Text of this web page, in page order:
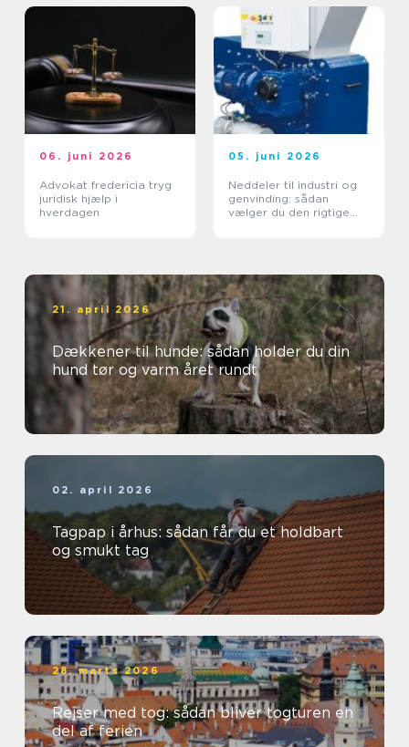
06. juni 2026
Advokat fredericia tryg
juridisk hjælp i
hverdagen
05. juni 2026
Neddeler til industri og
genvinding: sådan
vælger du den rigtige
21. april 2026
Dækkener til hunde: sådan holder du din
hund tør og varm året rundt
02. april 2026
Tagpap i århus: sådan får du et holdbart
og smukt tag
28. marts 2026
Rejser med tog: sådan bliver togturen en
del af ferien